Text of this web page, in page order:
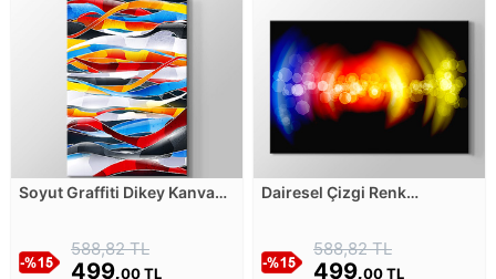
Soyut Graffiti Dikey Kanvas
588,82 TL
499,00 TL
Dairesel Çizgi Renk
588,82 TL
499,00 TL